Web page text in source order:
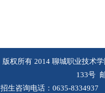
版权所有 2014 聊城职业技
133号
招生咨询电话：0635-8334937